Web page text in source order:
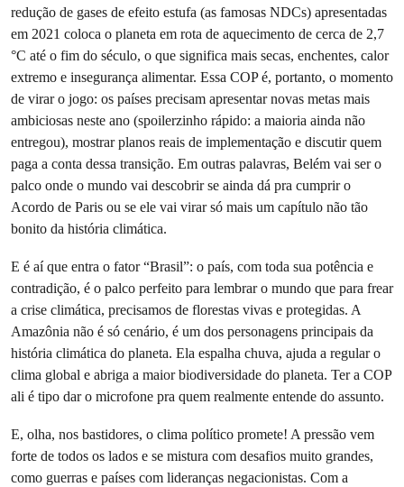
redução de gases de efeito estufa (as famosas NDCs) apresentadas
em 2021 coloca o planeta em rota de aquecimento de cerca de 2,7
°C até o fim do século, o que significa mais secas, enchentes, calor
extremo e insegurança alimentar. Essa COP é, portanto, o momento
de virar o jogo: os países precisam apresentar novas metas mais
ambiciosas neste ano (spoilerzinho rápido: a maioria ainda não
entregou), mostrar planos reais de implementação e discutir quem
paga a conta dessa transição. Em outras palavras, Belém vai ser o
palco onde o mundo vai descobrir se ainda dá pra cumprir o
Acordo de Paris ou se ele vai virar só mais um capítulo não tão
bonito da história climática.
E é aí que entra o fator “Brasil”: o país, com toda sua potência e
contradição, é o palco perfeito para lembrar o mundo que para frear
a crise climática, precisamos de florestas vivas e protegidas. A
Amazônia não é só cenário, é um dos personagens principais da
história climática do planeta. Ela espalha chuva, ajuda a regular o
clima global e abriga a maior biodiversidade do planeta. Ter a COP
ali é tipo dar o microfone pra quem realmente entende do assunto.
E, olha, nos bastidores, o clima político promete! A pressão vem
forte de todos os lados e se mistura com desafios muito grandes,
como guerras e países com lideranças negacionistas. Com a